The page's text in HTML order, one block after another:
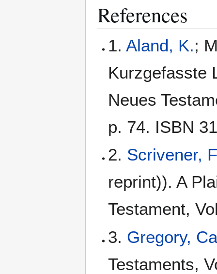
References
1. Aland, K.;
Kurzgefasste
Neues
p. 74. ISBN
2. Scrivener,
reprint)). A
Testament,
3. Gregory,
Testaments,